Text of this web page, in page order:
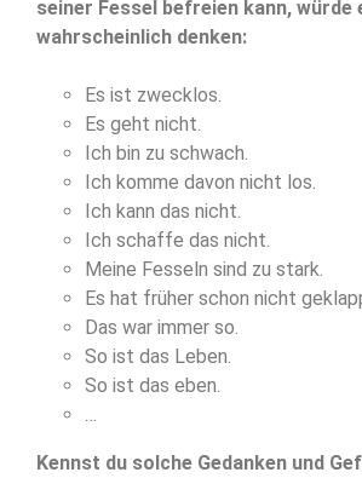
seiner Fessel befreien kann, würde
wahrscheinlich denken:
Es ist zwecklos.
Es geht nicht.
Ich bin zu schwach.
Ich komme davon nicht los.
Ich kann das nicht.
Ich schaffe das nicht.
Meine Fesseln sind zu stark.
Es hat früher schon nicht
Das war immer so.
So ist das Leben.
So ist das eben.
…
Kennst du solche Gedanken und